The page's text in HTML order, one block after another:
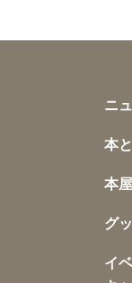
ニ
本
本
グ
イ